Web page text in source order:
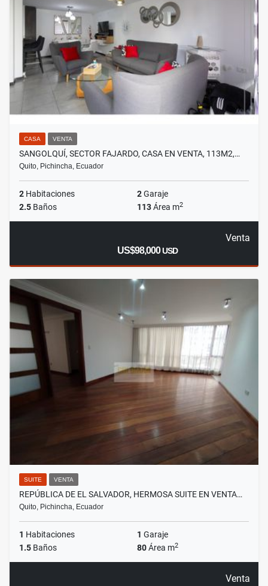
CASA VENTA
SANGOLQUÍ, SECTOR FAJARDO, CASA EN VENTA, 113M2,…
Quito, Pichincha, Ecuador
2 Habitaciones 2Garaje
2.5 Baños 113Área m2
Venta
US$98,000USD
SUITE VENTA
REPÚBLICA DE EL SALVADOR, HERMOSA SUITE EN VENTA…
Quito, Pichincha, Ecuador
1 Habitaciones 1 Garaje
1.5 Baños 80Área m2
Venta